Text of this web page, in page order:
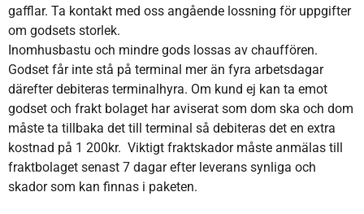
gafflar. Ta kontakt med oss angående lossning för uppgifter
om godsets storlek.
Inomhusbastu och mindre gods lossas av chauffören.
Godset får inte stå på terminal mer än fyra arbetsdagar
därefter debiteras terminalhyra. Om kund ej kan ta emot
godset och frakt bolaget har aviserat som dom ska och dom
måste ta tillbaka det till terminal så debiteras det en extra
kostnad på 1 200kr. Viktigt fraktskador måste anmälas till
fraktbolaget senast 7 dagar efter leverans synliga och
skador som kan finnas i paketen.